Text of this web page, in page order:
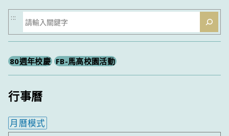
搜
尋
:::
80週年校慶 FB-馬高校園活動
行事曆
月曆模式